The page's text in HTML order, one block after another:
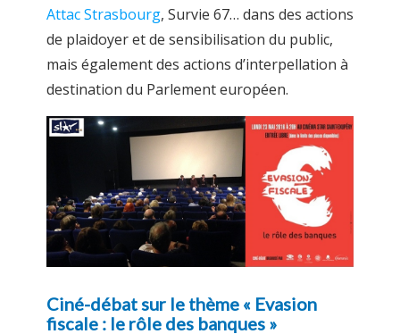
Attac Strasbourg, Survie 67… dans des actions
de plaidoyer et de sensibilisation du public,
mais également des actions d’interpellation à
destination du Parlement européen.
Ciné-débat sur le thème « Evasion
fiscale : le rôle des banques »